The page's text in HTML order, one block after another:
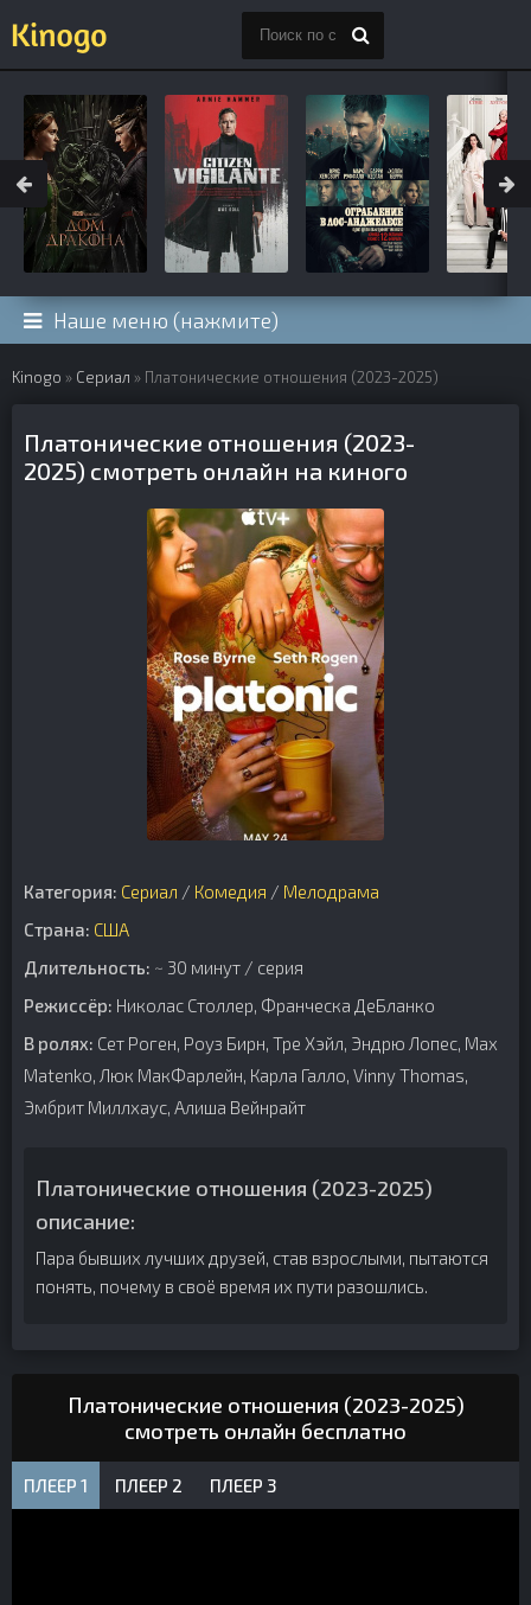
Наше меню (нажмите)
Kinogo » Сериал » Платонические отношения (2023-2025)
Платонические отношения (2023-
2025) смотреть онлайн на киного
Категория: Сериал / Комедия / Мелодрама
Страна: США
Длительность: ~ 30 минут / серия
Режиссёр: Николас Столлер, Франческа ДеБланко
В ролях: Сет Роген, Роуз Бирн, Тре Хэйл, Эндрю Лопес, Max
Matenko, Люк МакФарлейн, Карла Галло, Vinny Thomas,
Эмбрит Миллхаус, Алиша Вейнрайт
Платонические отношения (2023-2025)
описание:
Пара бывших лучших друзей, став взрослыми, пытаются
понять, почему в своё время их пути разошлись.
Платонические отношения (2023-2025)
смотреть онлайн бесплатно
ПЛЕЕР 1 ПЛЕЕР 2 ПЛЕЕР 3